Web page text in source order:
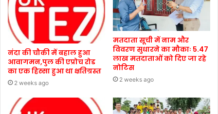
नंदा की चौकी में बहाल हुआ
आवागमन,पुल की एप्रोच रोड
का एक हिस्सा हुआ था क्षतिग्रस्त
2 weeks ago
मतदाता सूची में नाम और
विवरण सुधारने का मौकाः 5.47
लाख मतदाताओं को दिए जा रहे
नोटिस
2 weeks ago